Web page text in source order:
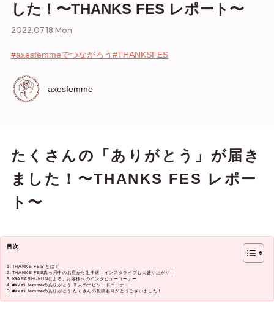
した！〜THANKS FES レポート〜
2022.07.18 Mon.
#axesfemmeでつながろう#THANKSFES
axesfemme
たくさんの「ありがとう」が届き
ました！〜THANKS FES レポー
ト〜
目次
THANKS FES とは？
THANKS FES真っ只中のお店から生中継！インスタライブも大盛り上がり！
IGARASHI-KUNによる、お客様へのインタビューコーナー！
#axes femmeのありがとう ２人のエピソードコーナー
#axes femmeのありがとう たくさんの投稿ありがとうございました！